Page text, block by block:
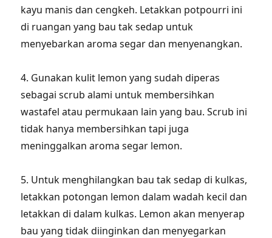
kayu manis dan cengkeh. Letakkan potpourri ini
di ruangan yang bau tak sedap untuk
menyebarkan aroma segar dan menyenangkan.
4. Gunakan kulit lemon yang sudah diperas
sebagai scrub alami untuk membersihkan
wastafel atau permukaan lain yang bau. Scrub ini
tidak hanya membersihkan tapi juga
meninggalkan aroma segar lemon.
5. Untuk menghilangkan bau tak sedap di kulkas,
letakkan potongan lemon dalam wadah kecil dan
letakkan di dalam kulkas. Lemon akan menyerap
bau yang tidak diinginkan dan menyegarkan